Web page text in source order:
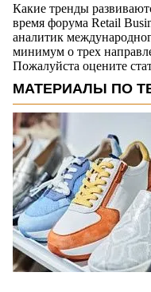
Какие тренды
время форума Retail
аналитик
минимум о трех
Пожалуйста оцените
МАТЕРИАЛЫ ПО